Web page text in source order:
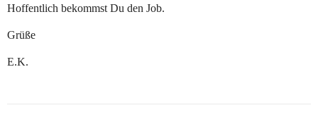
Hoffentlich bekommst Du den Job.
Grüße
E.K.